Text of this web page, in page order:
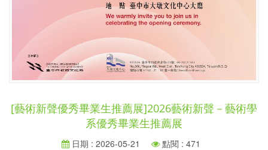
[藝術新聲優秀畢業生推薦展]2026藝術新聲－藝術學
系優秀畢業生推薦展
日期 : 2026-05-21
點閱 : 471